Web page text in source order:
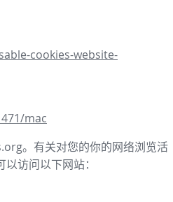
cookies-website-
mac
。有关对您的你的网络浏览活
访问以下网站：